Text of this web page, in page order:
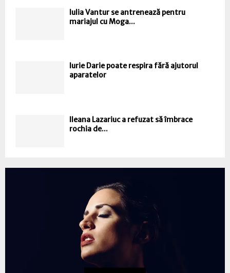
Iulia Vantur se antrenează pentru
mariajul cu Moga...
Iurie Darie poate respira fără ajutorul
aparatelor
Ileana Lazariuc a refuzat să îmbrace
rochia de...